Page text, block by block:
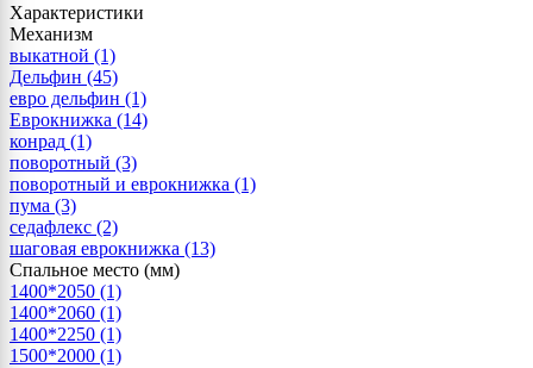
Характеристики
Механизм
выкатной (1)
Дельфин (45)
евро дельфин (1)
Еврокнижка (14)
конрад (1)
поворотный (3)
поворотный и еврокнижка (1)
пума (3)
седафлекс (2)
шаговая еврокнижка (13)
Спальное место (мм)
1400*2050 (1)
1400*2060 (1)
1400*2250 (1)
1500*2000 (1)